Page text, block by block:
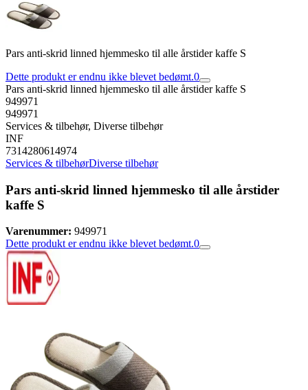
Pars anti-skrid linned hjemmesko til alle årstider kaffe S
Dette produkt er endnu ikke blevet bedømt.0
Pars anti-skrid linned hjemmesko til alle årstider kaffe S
949971
949971
Services & tilbehør, Diverse tilbehør
INF
7314280614974
Services & tilbehørDiverse tilbehør
Pars anti-skrid linned hjemmesko til alle årstider
kaffe S
Varenummer: 949971
Dette produkt er endnu ikke blevet bedømt.0